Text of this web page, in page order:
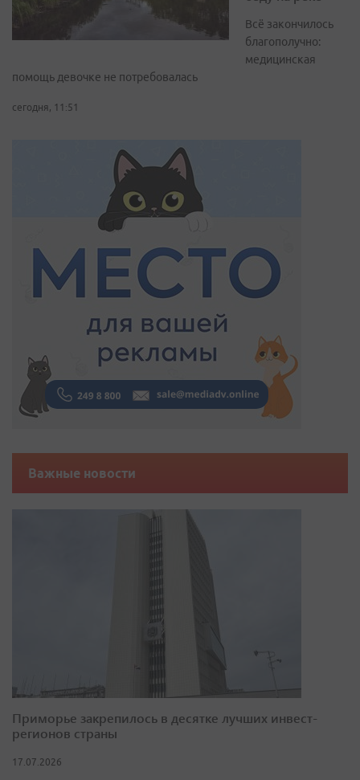
Всё закончилось
благополучно:
медицинская
помощь девочке не потребовалась
сегодня, 11:51
Важные новости
Приморье закрепилось в десятке лучших инвест-
регионов страны
17.07.2026